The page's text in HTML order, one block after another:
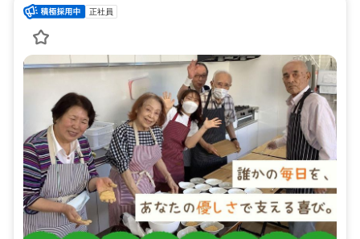
正社員